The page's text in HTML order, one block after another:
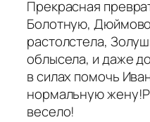
Прекрасная
Болотную,
растолстела,
облысела, и даже
в силах помочь
нормальную
весело!